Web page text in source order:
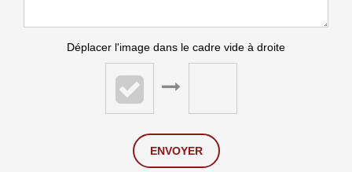
Déplacer l'image dans le cadre vide à droite
ENVOYER